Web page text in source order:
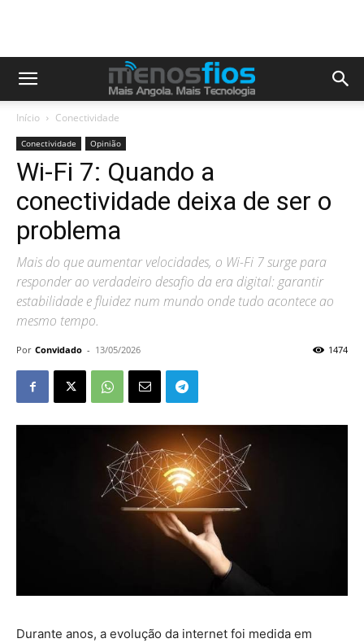
Início Conectividade
Conectividade Opinião
Wi-Fi 7: Quando a
conectividade deixa de ser o
problema
Mais do que aumentar velocidades, o Wi-Fi 7 surge para
responder ao verdadeiro desafio da era digital: garantir
estabilidade e fluidez num mundo onde tudo acontece ao
mesmo tempo.
Por Convidado - 13/05/2026 1474
Durante anos, a evolução da internet foi medida em